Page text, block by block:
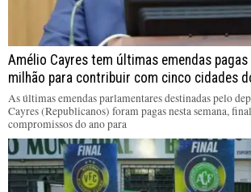
Amélio Cayres tem últimas emendas
milhão para contribuir com cinco cidades
As últimas emendas parlamentares destinadas pelo
Cayres (Republicanos) foram pagas nesta semana,
compromissos do ano para